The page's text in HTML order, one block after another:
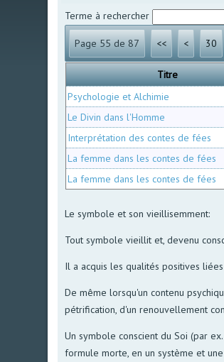
Terme à rechercher
Page 55 de 87 << < 30
Titre
Psychologie et Alchimie
Le Divin dans l'Homme
Interprétation des contes de fées
La femme dans les contes de fées
La femme dans les contes de fées
Le symbole et son vieillisemment:
Tout symbole vieillit et, devenu
Il a acquis les qualités positives
De même lorsqu'un contenu
pétrification, d'un renouvellement
Un symbole conscient du Soi (par
formule morte, en un système et